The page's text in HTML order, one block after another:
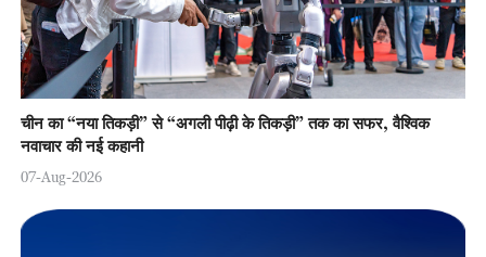
चीन का “नया तिकड़ी” से “अगली पीढ़ी के तिकड़ी” तक का सफर, वैश्विक
नवाचार की नई कहानी
07-Aug-2026